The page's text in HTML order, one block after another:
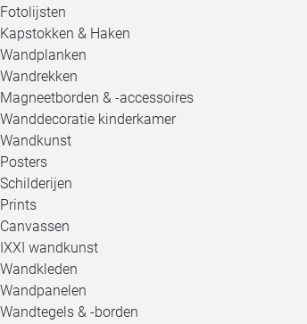
Fotolijsten
Kapstokken & Haken
Wandplanken
Wandrekken
Magneetborden & -accessoires
Wanddecoratie kinderkamer
Wandkunst
Posters
Schilderijen
Prints
Canvassen
IXXI wandkunst
Wandkleden
Wandpanelen
Wandtegels & -borden